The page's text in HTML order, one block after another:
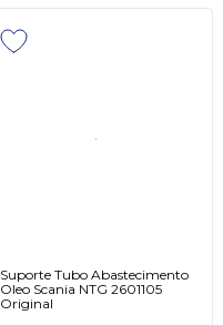
Suporte Tubo Abastecimento
Oleo Scania NTG 2601105
Original